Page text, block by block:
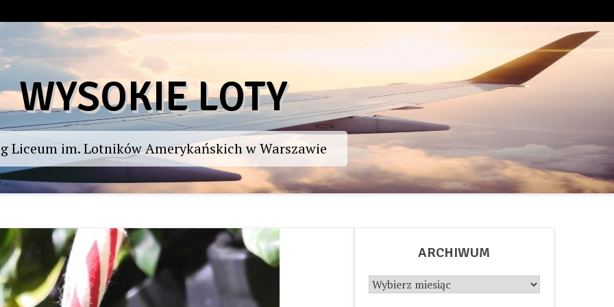
WYSOKIE LOTY
Liceum im. Lotników Amerykańskich w Warszawie
ARCHIWUM
Archiwum